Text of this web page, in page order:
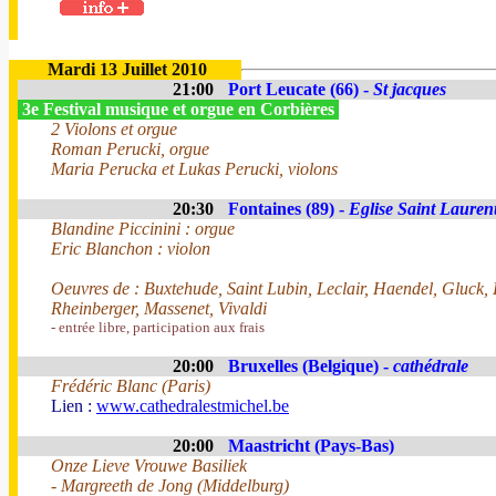
Mardi 13 Juillet 2010
21:00
Port Leucate (66) - St jacques
3e Festival musique et orgue en Corbières
2 Violons et orgue
Roman Perucki, orgue
Maria Perucka et Lukas Perucki, violons
20:30 Fontaines (89) - Eglise Saint
Blandine Piccinini : orgue
Eric Blanchon : violon
Oeuvres de : Buxtehude, Saint Lubin, Leclair, Haendel,
Rheinberger, Massenet, Vivaldi
- entrée libre, participation aux frais
20:00 Bruxelles (Belgique) - cathédrale
Frédéric Blanc (Paris)
Lien : www.cathedralestmichel.be
20:00
Maastricht (Pays-Bas)
Onze Lieve Vrouwe Basiliek
- Margreeth de Jong (Middelburg)